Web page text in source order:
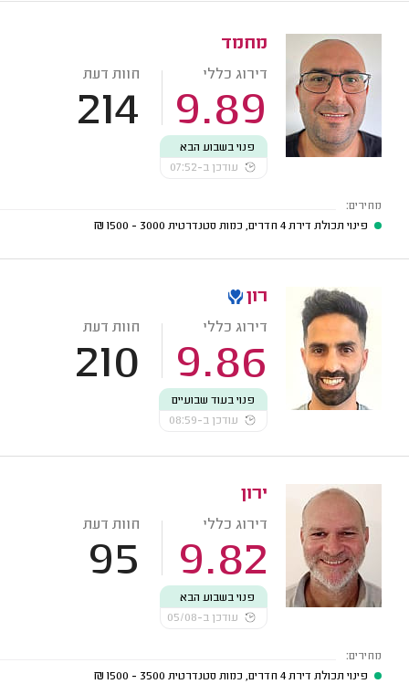
מחמד
דירוג כללי
9.89
חוות דעת
214
פנוי בשבוע הבא
עודכן ב-07:52
מחירים:
פינוי תכולת דירת 4 חדרים, כמות סטנדרטית
3000 - 1500
₪
רון
דירוג כללי
9.86
חוות דעת
210
פנוי בעוד שבועיים
עודכן ב-08:59
ירון
דירוג כללי
9.82
חוות דעת
95
פנוי בשבוע הבא
עודכן ב-05/08
מחירים:
פינוי תכולת דירת 4 חדרים, כמות סטנדרטית
3500 - 1500
₪